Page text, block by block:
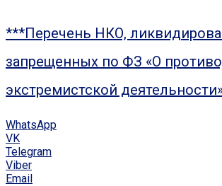
***Перечень НКО,
запрещенных по ФЗ «О
экстремистской
WhatsApp
VK
Telegram
Viber
Email